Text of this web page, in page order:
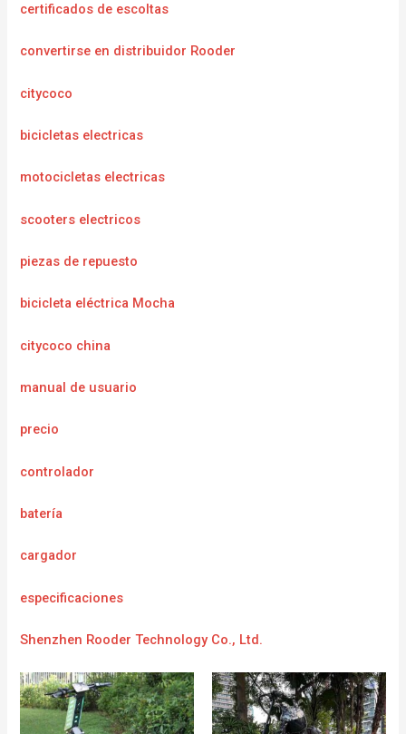
certificados de escoltas
convertirse en distribuidor Rooder
citycoco
bicicletas electricas
motocicletas electricas
scooters electricos
piezas de repuesto
bicicleta eléctrica Mocha
citycoco china
manual de usuario
precio
controlador
batería
cargador
especificaciones
Shenzhen Rooder Technology Co., Ltd.